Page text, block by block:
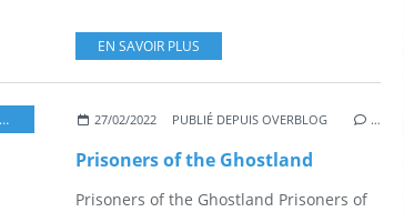
EN SAVOIR PLUS
FANTASTIQUE,FANTASY, SONO SION,NICOLAS CAGE
27/02/2022 PUBLIÉ DEPUIS OVERBLOG …
Prisoners of the Ghostland
Prisoners of the Ghostland Prisoners of